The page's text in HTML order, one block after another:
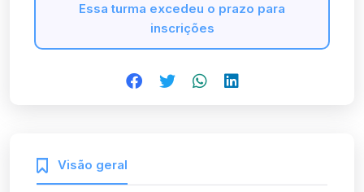
Visão geral
Essa turma excedeu o prazo para
inscrições